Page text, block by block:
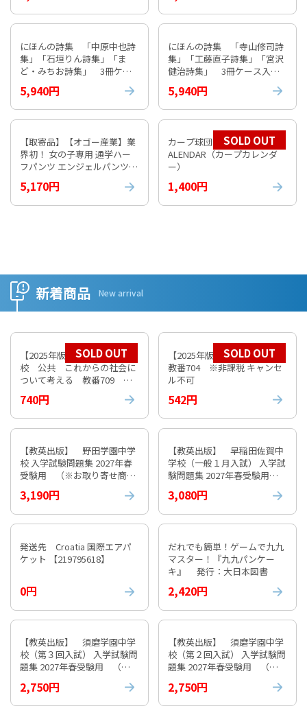
にほんの詩集 「中原中也詩
集」「石垣りん詩集」「ま
ど・みちお詩集」 3冊ケー
5,940円
にほんの詩集 「寺山修司詩
集」「工藤直子詩集」「宮沢
健治詩集」 3冊ケース入り
5,940円
【取寄品】【オゴー産業】業
界初！ 女の子専用 通学ハー
フパンツ エンジェルパンツ
【通常納期1週間程度】
5,170円
カープ球団公式 2026 CARP C
ALENDAR（カープカレンダ
ー）
1,400円
SOLD OUT
新着商品 New arrival
【2025年版】 数研 高等学
校 公共 これからの社会に
ついて考える 教番709 ※
740円
SOLD OUT
【2025年版】 数研 倫理
教番704 ※非課税 キャンセ
ル不可
542円
SOLD OUT
【教英出版】 野田学園中学
校 入学試験問題集 2027年春
受験用 （※お取り寄せ商
3,190円
【教英出版】 早稲田佐賀中
学校（一般１月入試） 入学試
験問題集 2027年春受験用
（※お取り寄せ商品）
3,080円
発送先 Croatia 国際エアパ
ケット 【219795618】
0円
だれでも簡単！ゲームで九九
マスター！『九九パンケー
キ』 発行：大日本図書
2,420円
【教英出版】 須磨学園中学
校（第３回入試） 入学試験問
題集 2027年春受験用 （※
2,750円
【教英出版】 須磨学園中学
校（第２回入試） 入学試験問
題集 2027年春受験用 （※
2,750円